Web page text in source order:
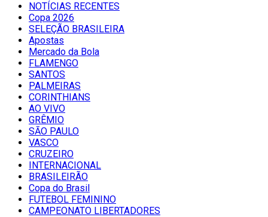
NOTÍCIAS RECENTES
Copa 2026
SELEÇÃO BRASILEIRA
Apostas
Mercado da Bola
FLAMENGO
SANTOS
PALMEIRAS
CORINTHIANS
AO VIVO
GRÊMIO
SĀO PAULO
VASCO
CRUZEIRO
INTERNACIONAL
BRASILEIRÃO
Copa do Brasil
FUTEBOL FEMININO
CAMPEONATO LIBERTADORES